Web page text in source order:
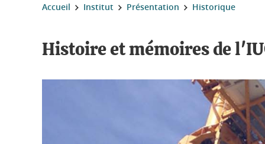
Vous êtes ici :
Accueil Institut Présentation Historique
Histoire et mémoires de